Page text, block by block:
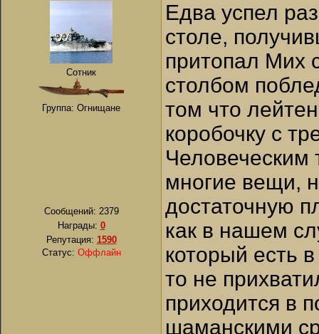
Сотник
Группа: Огнищане
Сообщений: 2379
Награды: 0
Репутация: 1590
Статус: Оффлайн
Едва успел
столе,
притопал Мих
столбом
том что
коробочку с
многие вещи,
достаточную
как в нашем
который есть
то не
приходится в
шаманскими